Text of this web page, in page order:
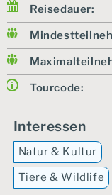
Reisedauer:
Tourcode:
Interessen
Natur & Kultur
Tiere & Wildlife